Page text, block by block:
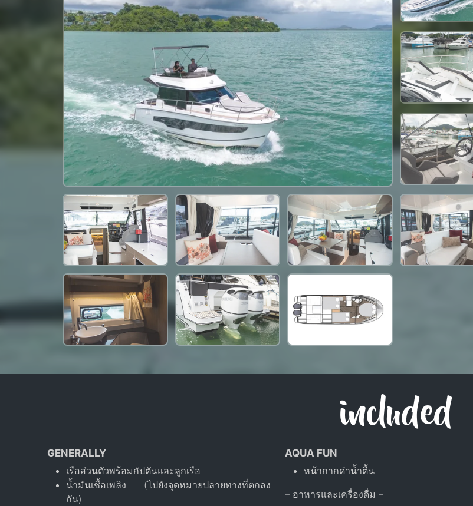
88,300 THB
included
GENERALLY
เรือส่วนตัวพร้อมกัปตันและลูกเรือ
น้ำมันเชื้อเพลิง (ไปยังจุดหมายปลายทางที่ตกลง
กัน)
AQUA FUN
หน้ากากดำน้ำตื้น
– อาหารและเครื่องดื่ม –